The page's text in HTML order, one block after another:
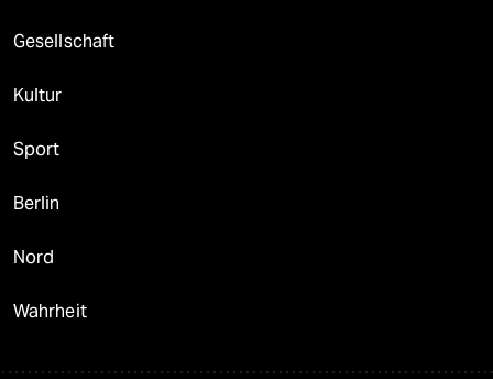
Gesellschaft
Kultur
Sport
Berlin
Nord
Wahrheit